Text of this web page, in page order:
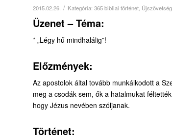
2015.02.26. / Kategória: 365 bibliai történet Újszövetség
Üzenet – Téma:
* „Légy hű mindhalálig”!
Előzmények:
Az apostolok által tovább munkálkodott a
meg a csodák sem, ők a hatalmukat
hogy Jézus nevében szóljanak.
Történet: